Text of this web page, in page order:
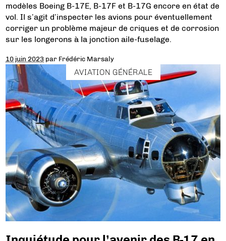
modèles Boeing B-17E, B-17F et B-17G encore en état de
vol. Il s’agit d’inspecter les avions pour éventuellement
corriger un problème majeur de criques et de corrosion
sur les longerons à la jonction aile-fuselage.
10 juin 2023 par Frédéric Marsaly
AVIATION GÉNÉRALE